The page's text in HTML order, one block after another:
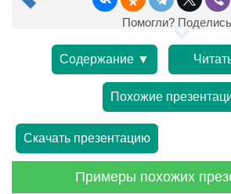
Помогли?
Содержание ▼
Похожие
Скачать презентацию
Примеры похожих